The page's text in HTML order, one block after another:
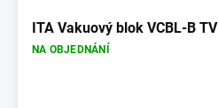
ITA Vakuový blok VCBL-B TV
NA OBJEDNÁNÍ